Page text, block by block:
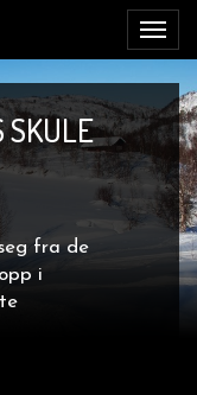
SKULE
fra de
i